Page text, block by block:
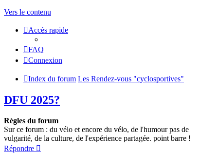
Vers le contenu
Accès rapide
FAQ
Connexion
Index du forum Les Rendez-vous "cyclosportives"
DFU 2025?
Règles du forum
Sur ce forum : du vélo et encore du vélo, de l'humour pas de
vulgarité, de la culture, de l'expérience partagée. point barre !
Répondre